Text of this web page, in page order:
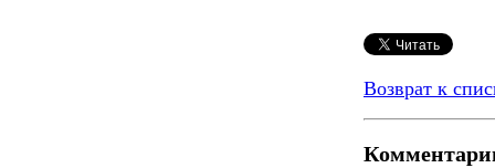
Возврат к